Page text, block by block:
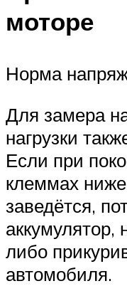
моторе
Норма
Для замера
нагрузки
Если при
клеммах
заведётся,
аккумулятор,
либо
автомобиля.